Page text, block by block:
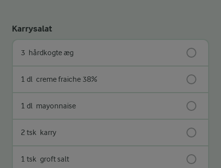
Karrysalat
3 hårdkogte æg
1 dl creme fraiche 38%
1 dl mayonnaise
2 tsk karry
1 tsk groft salt